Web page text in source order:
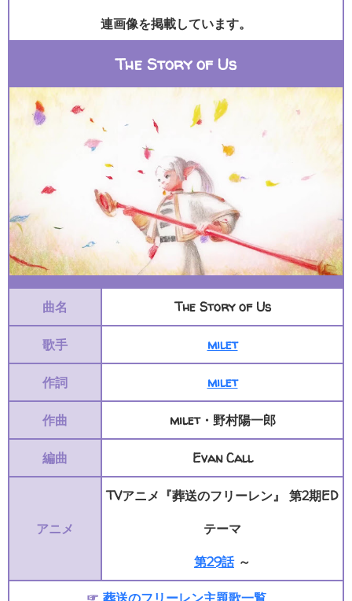
連画像を掲載しています。
The Story of Us
曲名 The Story of Us
歌手 milet
作詞 milet
作曲 milet・野村陽一郎
編曲 Evan Call
アニメ
TVアニメ『葬送のフリーレン』 第2期ED
テーマ
第29話～